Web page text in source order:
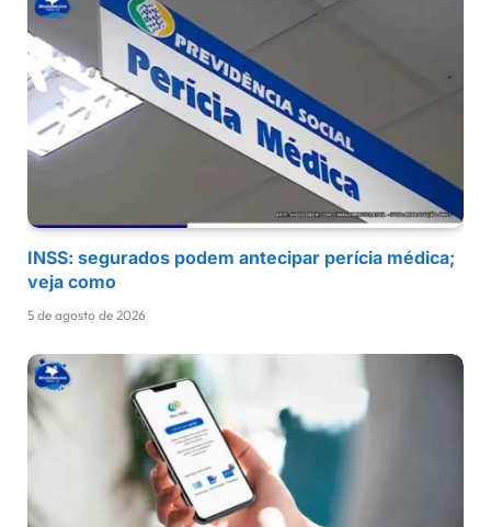
INSS: segurados podem antecipar perícia médica;
veja como
5 de agosto de 2026